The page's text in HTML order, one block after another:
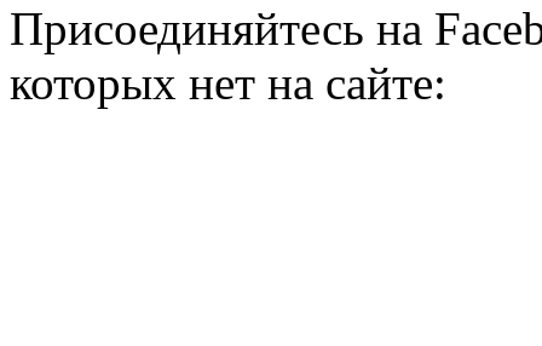
Присоединяйтесь на
которых нет на сайте: